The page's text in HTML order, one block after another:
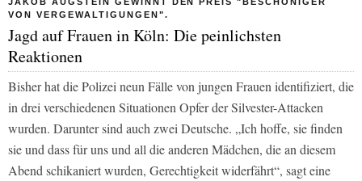
VON VERGEWALTIGUNGEN".
Jagd auf Frauen in Köln: Die peinlichsten
Reaktionen
Bisher hat die Polizei neun Fälle von jungen Frauen identifiziert, die
in drei verschiedenen Situationen Opfer der Silvester-Attacken
wurden. Darunter sind auch zwei Deutsche. „Ich hoffe, sie finden
sie und dass für uns und all die anderen Mädchen, die an diesem
Abend schikaniert wurden, Gerechtigkeit widerfährt“, sagt eine